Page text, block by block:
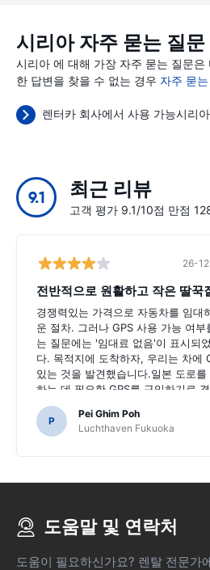
시리아 자주 묻는 질문
시리아 에 대해 가장 자주 묻는 질문은
한 답변을 찾을 수 없는 경우 자주 묻
렌터카 회사에서 사용 가능시리
9.1 최근 리뷰
고객 평가 9.1/10점 만점
26-
전반적으로 원활하고 작은 딸꾹
경쟁력있는 가격으로 자동차를 임대
운 절차. 그러나 GPS 사용 가능 여부
는 질문에는 '임대료 없음'이 표시되
다. 목적지에 도착하자, 우리는 차에
있는 것을 발견했습니다.일본 도로를
하는 데 필요한 GPS를 구입하기로
다면 끔찍했을 것입니다.
P
Pei Ghim Poh
Luchthaven Fukuoka
도움말 및 연락처
도움이 필요하신가요? 렌탈 전문가